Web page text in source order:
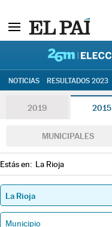
NOTICIAS RESULTADOS 2023
2019 2015
MUNICIPALES
Estás en: La Rioja